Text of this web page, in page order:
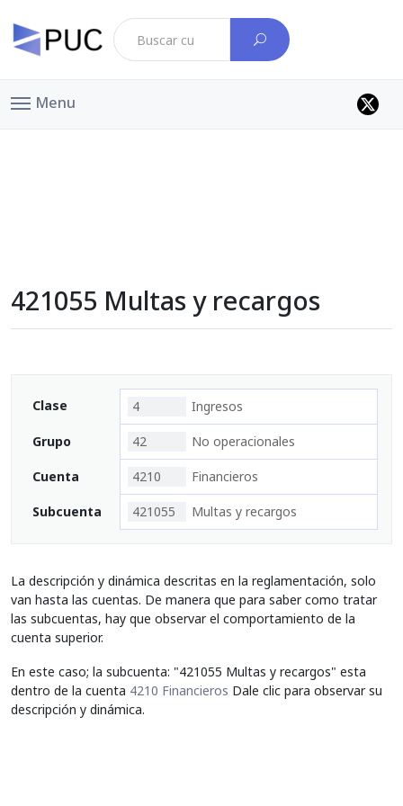
Menu
421055 Multas y recargos
Clase 4 Ingresos
Grupo 42 No operacionales
Cuenta 4210 Financieros
Subcuenta 421055 Multas y recargos
La descripción y dinámica descritas en la reglamentación, solo
van hasta las cuentas. De manera que para saber como tratar
las subcuentas, hay que observar el comportamiento de la
cuenta superior.
En este caso; la subcuenta: "421055 Multas y recargos" esta
dentro de la cuenta 4210 Financieros Dale clic para observar su
descripción y dinámica.